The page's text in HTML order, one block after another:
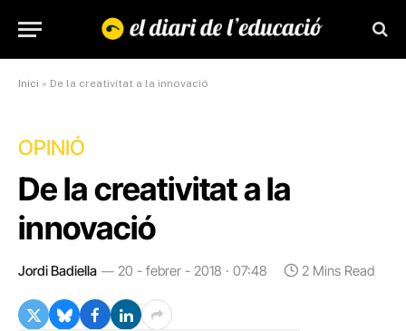
Inici » De la creativitat a la innovació
OPINIÓ
De la creativitat a la
innovació
Jordi Badiella 20 - febrer - 2018 · 07:48 2 Mins Read